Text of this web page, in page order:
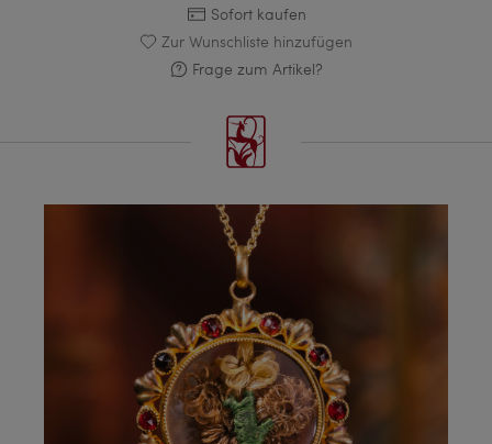
Sofort kaufen
Zur Wunschliste hinzufügen
Frage zum Artikel?